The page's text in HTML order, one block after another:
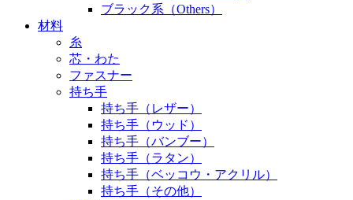
ブラック系（Others）
材料
糸
芯・わた
ファスナー
持ち手
持ち手（レザー）
持ち手（ウッド）
持ち手（バンブー）
持ち手（ラタン）
持ち手（ベッコウ・アクリル）
持ち手（その他）